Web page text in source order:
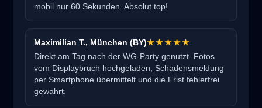
mobil nur 60 Sekunden. Absolut top!
Maximilian T., München (BY)★★★★★
Direkt am Tag nach der WG-Party genutzt. Fotos
vom Displaybruch hochgeladen, Schadensmeldung
per Smartphone übermittelt und die Frist fehlerfrei
gewahrt.